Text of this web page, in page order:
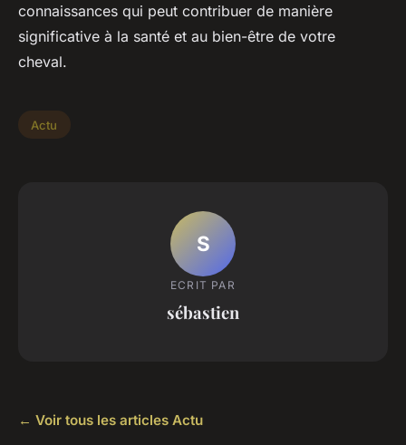
connaissances qui peut contribuer de manière
significative à la santé et au bien-être de votre
cheval.
Actu
S
ECRIT PAR
sébastien
← Voir tous les articles Actu